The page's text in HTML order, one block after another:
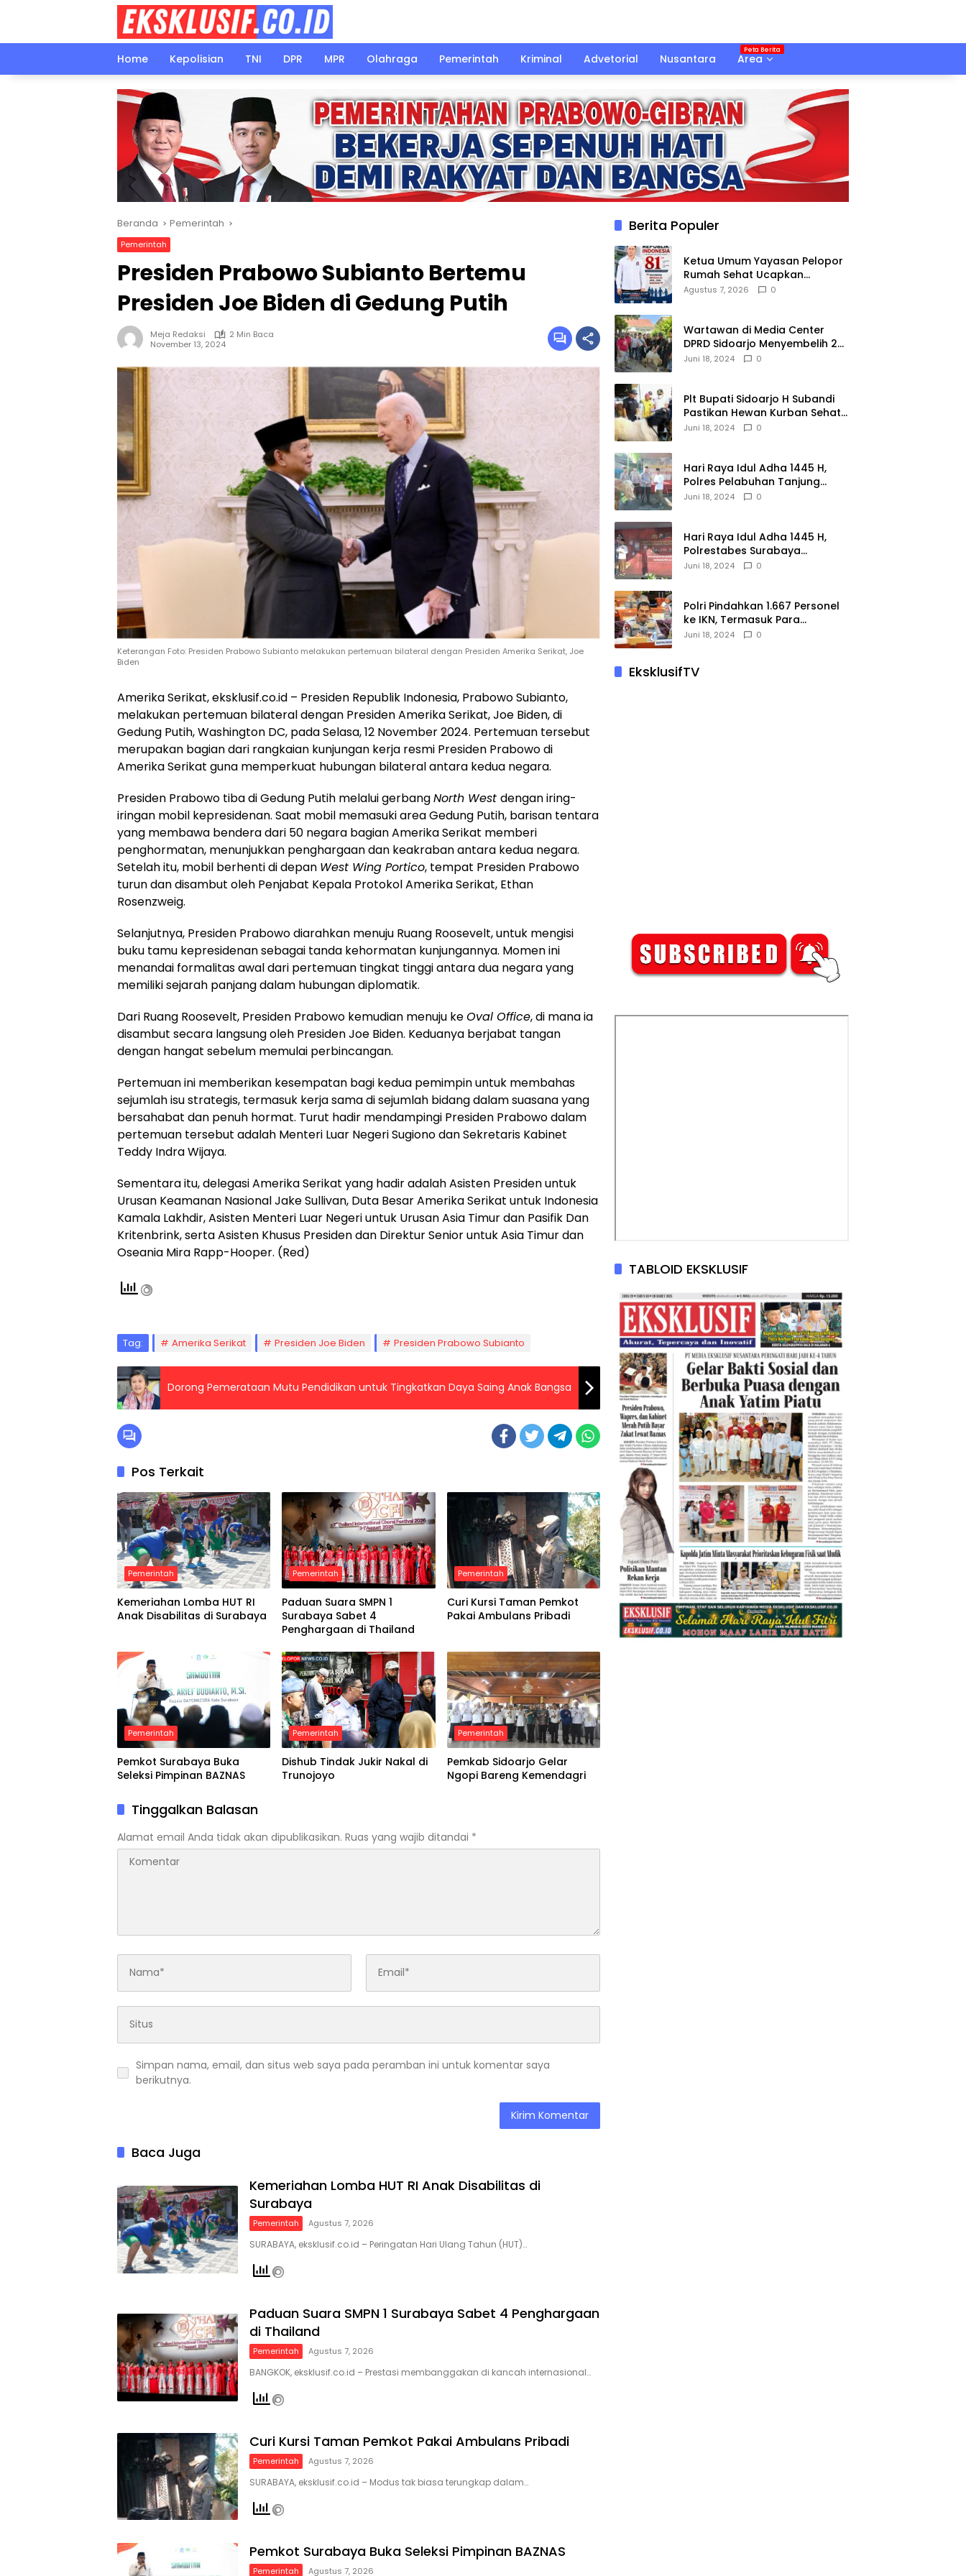
Home
Kepolisian TNI DPR MPR Olahraga Pemerintah Kriminal Advetorial Nusantara Area
Beranda Pemerintah
Pemerintah
Presiden Prabowo Subianto Bertemu
Presiden Joe Biden di Gedung Putih
Meja Redaksi
2 Min Baca
November 13, 2024
Keterangan Foto: Presiden Prabowo Subianto melakukan pertemuan bilateral dengan Presiden Amerika Serikat, Joe
Biden
Amerika Serikat, eksklusif.co.id – Presiden Republik Indonesia, Prabowo Subianto,
melakukan pertemuan bilateral dengan Presiden Amerika Serikat, Joe Biden, di
Gedung Putih, Washington DC, pada Selasa, 12 November 2024. Pertemuan tersebut
merupakan bagian dari rangkaian kunjungan kerja resmi Presiden Prabowo di
Amerika Serikat guna memperkuat hubungan bilateral antara kedua negara.
Presiden Prabowo tiba di Gedung Putih melalui gerbangNorth West dengan iring-
iringan mobil kepresidenan. Saat mobil memasuki area Gedung Putih, barisan tentara
yang membawa bendera dari 50 negara bagian Amerika Serikat memberi
penghormatan, menunjukkan penghargaan dan keakraban antara kedua negara.
Setelah itu, mobil berhenti di depan West Wing Portico, tempat Presiden Prabowo
turun dan disambut oleh Penjabat Kepala Protokol Amerika Serikat, Ethan
Rosenzweig.
Selanjutnya, Presiden Prabowo diarahkan menuju Ruang Roosevelt, untuk mengisi
buku tamu kepresidenan sebagai tanda kehormatan kunjungannya. Momen ini
menandai formalitas awal dari pertemuan tingkat tinggi antara dua negara yang
memiliki sejarah panjang dalam hubungan diplomatik.
Dari Ruang Roosevelt, Presiden Prabowo kemudian menuju keOval Office, di mana ia
disambut secara langsung oleh Presiden Joe Biden. Keduanya berjabat tangan
dengan hangat sebelum memulai perbincangan.
Pertemuan ini memberikan kesempatan bagi kedua pemimpin untuk membahas
sejumlah isu strategis, termasuk kerja sama di sejumlah bidang dalam suasana yang
bersahabat dan penuh hormat. Turut hadir mendampingi Presiden Prabowo dalam
pertemuan tersebut adalah Menteri Luar Negeri Sugiono dan Sekretaris Kabinet
Teddy Indra Wijaya.
Sementara itu, delegasi Amerika Serikat yang hadir adalah Asisten Presiden untuk
Urusan Keamanan Nasional Jake Sullivan, Duta Besar Amerika Serikat untuk Indonesia
Kamala Lakhdir, Asisten Menteri Luar Negeri untuk Urusan Asia Timur dan Pasifik Dan
Kritenbrink, serta Asisten Khusus Presiden dan Direktur Senior untuk Asia Timur dan
Oseania Mira Rapp-Hooper. (Red)
Tag: Amerika Serikat Presiden Joe Biden Presiden Prabowo Subianto
Dorong Pemerataan Mutu Pendidikan untuk Tingkatkan Daya Saing Anak Bangsa
Pos Terkait
Pemerintah
Kemeriahan Lomba HUT RI
Anak Disabilitas di Surabaya
Pemerintah
Paduan Suara SMPN 1
Surabaya Sabet 4
Penghargaan di Thailand
Pemerintah
Curi Kursi Taman Pemkot
Pakai Ambulans Pribadi
Pemerintah
Pemkot Surabaya Buka
Seleksi Pimpinan BAZNAS
Pemerintah
Dishub Tindak Jukir Nakal di
Trunojoyo
Pemerintah
Pemkab Sidoarjo Gelar
Ngopi Bareng Kemendagri
Tinggalkan Balasan
Alamat email Anda tidak akan dipublikasikan. Ruas yang wajib ditandai *
Simpan nama, email, dan situs web saya pada peramban ini untuk komentar saya
berikutnya.
Baca Juga
Kemeriahan Lomba HUT RI Anak Disabilitas di
Surabaya
Pemerintah Agustus 7, 2026
SURABAYA, eksklusif.co.id – Peringatan Hari Ulang Tahun (HUT)…
Paduan Suara SMPN 1 Surabaya Sabet 4 Penghargaan
di Thailand
Pemerintah Agustus 7, 2026
BANGKOK, eksklusif.co.id – Prestasi membanggakan di kancah internasional…
Curi Kursi Taman Pemkot Pakai Ambulans Pribadi
Pemerintah Agustus 7, 2026
SURABAYA, eksklusif.co.id – Modus tak biasa terungkap dalam…
Pemkot Surabaya Buka Seleksi Pimpinan BAZNAS
Pemerintah Agustus 7, 2026
Berita Populer
Ketua Umum Yayasan Pelopor
Rumah Sehat Ucapkan
Dirgahayu RI ke-81
Agustus 7, 2026 0
Wartawan di Media Center
DPRD Sidoarjo Menyembelih 2
Ekor Kambing
Juni 18, 2024 0
Plt Bupati Sidoarjo H Subandi
Pastikan Hewan Kurban Sehat
dan Aman
Juni 18, 2024 0
Hari Raya Idul Adha 1445 H,
Polres Pelabuhan Tanjung
Perak Salurkan 49 Hewan
Juni 18, 2024 0
Hari Raya Idul Adha 1445 H,
Polrestabes Surabaya
Menerima dan Menyalurkan
Juni 18, 2024 0
Polri Pindahkan 1.667 Personel
ke IKN, Termasuk Para
Jenderal.
Juni 18, 2024 0
EksklusifTV
TABLOID EKSKLUSIF